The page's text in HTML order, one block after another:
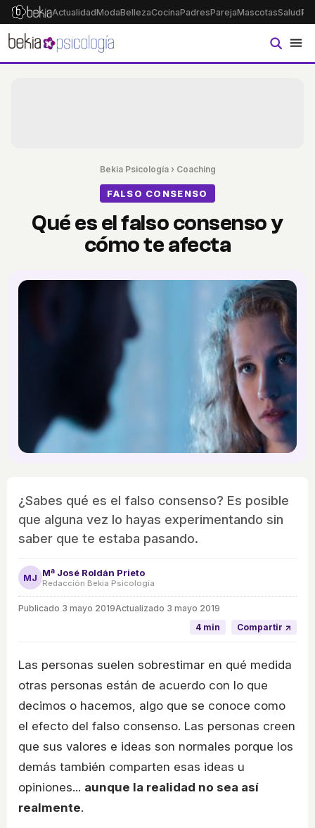
ActualidadModaBellezaCocinaPadresParejaMascotasSalud
Bekia Psicología› Coaching
FALSO CONSENSO
Qué es el falso consenso y
cómo te afecta
¿Sabes qué es el falso consenso? Es posible
que alguna vez lo hayas experimentando sin
saber que te estaba pasando.
MJ Mª José Roldán Prieto
Redacción Bekia Psicología
Publicado 3 mayo 2019Actualizado 3 mayo 2019
4 min
Compartir ↗
Las personas suelen sobrestimar en qué medida
otras personas están de acuerdo con lo que
decimos o hacemos, algo que se conoce como
el efecto del falso consenso. Las personas creen
que sus valores e ideas son normales porque los
demás también comparten esas ideas u
opiniones... aunque la realidad no sea así
realmente.